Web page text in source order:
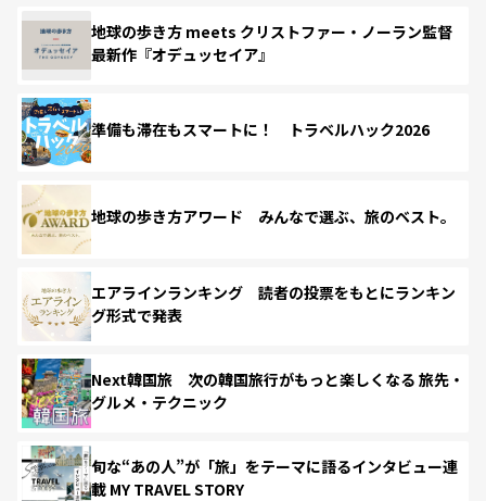
地球の歩き方 meets クリストファー・ノーラン監督
最新作『オデュッセイア』
準備も滞在もスマートに！ トラベルハック2026
地球の歩き方アワード みんなで選ぶ、旅のベスト。
エアラインランキング 読者の投票をもとにランキン
グ形式で発表
Next韓国旅 次の韓国旅行がもっと楽しくなる 旅先・
グルメ・テクニック
旬な“あの人”が「旅」をテーマに語るインタビュー連
載 MY TRAVEL STORY